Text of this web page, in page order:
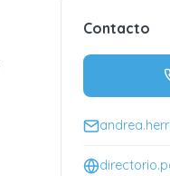
Contacto